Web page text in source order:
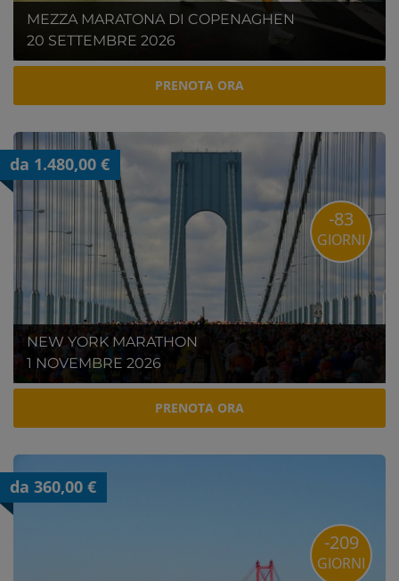
MEZZA MARATONA DI COPENAGHEN
20 SETTEMBRE 2026
PRENOTA ORA
da 1.480,00 €
NEW YORK MARATHON
1 NOVEMBRE 2026
-83
GIORNI
PRENOTA ORA
da 360,00 €
-209
GIORNI